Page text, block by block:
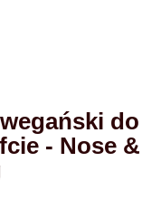
do
- Nose &